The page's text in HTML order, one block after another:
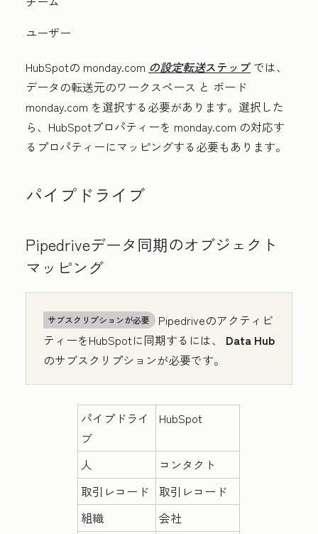
ユーザー
HubSpotの monday.com の設定転送ステップ では、
データの転送元のワークスペース と ボード
monday.com を選択する必要があります。選択した
ら、HubSpotプロパティーを monday.com の対応す
るプロパティーにマッピングする必要もあります。
パイプドライブ
Pipedriveデータ同期のオブジェクト
マッピング
サブスクリプションが必要
Pipedriveのアクティビ
ティーをHubSpotに同期するには、 Data Hub
のサブスクリプションが必要です。
パイプドライ
ブ
HubSpot
人
コンタクト
取引レコード
取引レコード
組織
会社